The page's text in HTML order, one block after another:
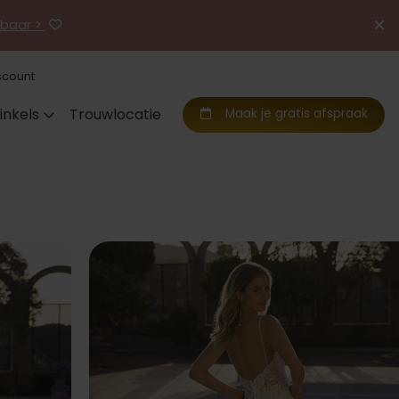
>
Trouwlocatie Maak je gratis afspraak